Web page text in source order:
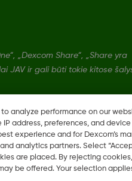
„Dexcom Share“, „Share yra
JAV ir gali būti tokie kitose
analyze performance on our
address, preferences, and
experience and for Dexcom’s
analytics partners. Select
are placed. By rejecting
be offered. Your selection